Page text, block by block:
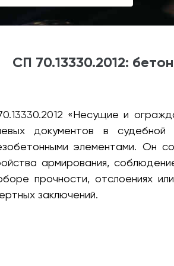
СП 70.13330.2012:
«Несущие и
документов в
элементами. Он
армирования,
прочности, отслоениях
заключений.